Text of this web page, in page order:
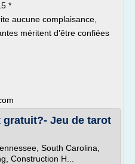
*
aucune complaisance,
méritent d'être confiées
gratuit?- Jeu de tarot
South Carolina,
Construction H...